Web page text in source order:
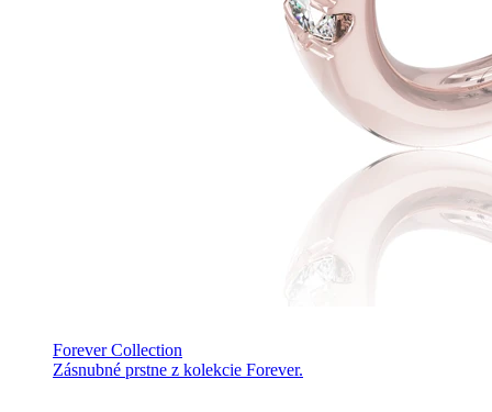
Forever Collection
Zásnubné prstne z kolekcie Forever.